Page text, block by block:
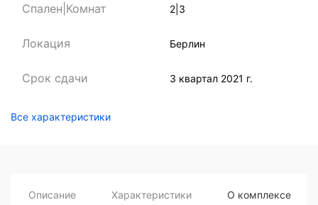
Спален|Комнат 2|3
Локация Берлин
Срок сдачи 3 квартал 2021 г.
Все характеристики
Описание Характеристики О комплексе